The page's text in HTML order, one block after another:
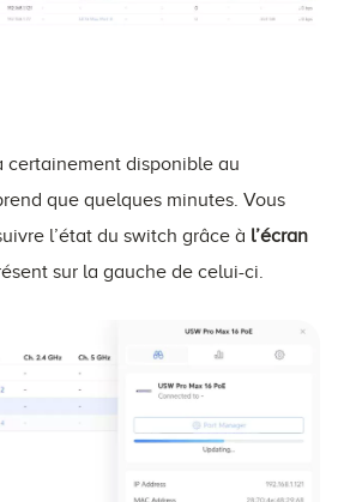
certainement disponible au
que quelques minutes. Vous
l’état du switch grâce à l’écran
sur la gauche de celui-ci.